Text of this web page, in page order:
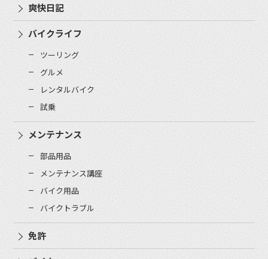
爽快日記
バイクライフ
ツーリング
グルメ
レンタルバイク
試乗
メンテナンス
部品用品
メンテナンス講座
バイク用品
バイクトラブル
免許